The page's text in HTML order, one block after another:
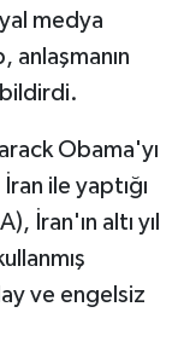
medya
anlaşmanın
bildirdi.
Obama'yı
ile yaptığı
İran'ın altı yıl
ve engelsiz